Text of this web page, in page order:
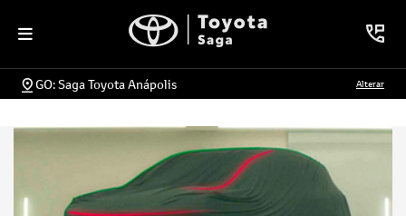
GO: Saga Toyota Anápolis Alterar